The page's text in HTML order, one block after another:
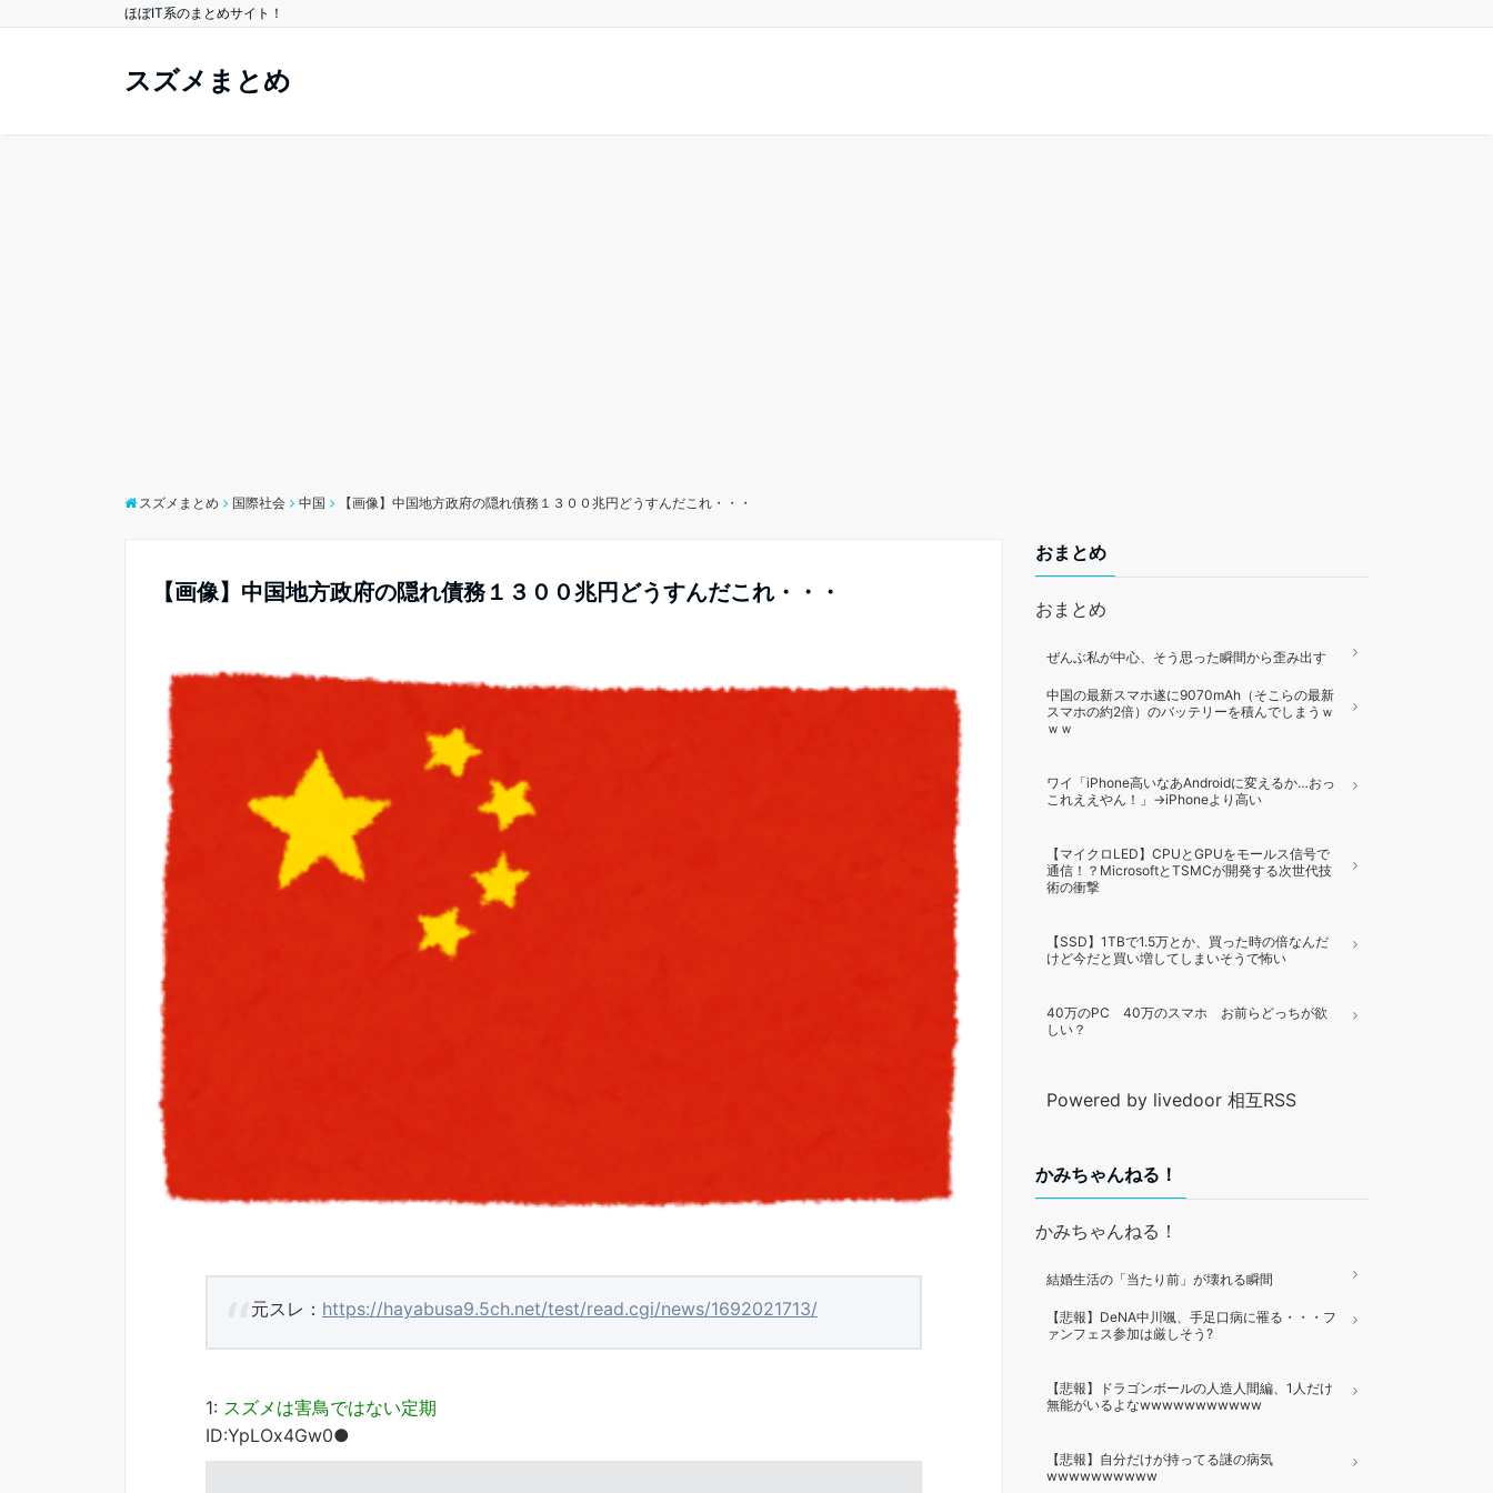
ほぼIT系のまとめサイト！
スズメまとめ
スズメまとめ 国際社会 中国 【画像】中国地方政府の隠れ債務１３００兆円どうすんだこれ・・・
【画像】中国地方政府の隠れ債務１３００兆円どうすんだこれ・・・
元スレ： https://hayabusa9.5ch.net/test/read.cgi/news/1692021713/
1: スズメは害鳥ではない定期
ID:YpLOx4Gw0●
おまとめ
おまとめ
ぜんぶ私が中心、そう思った瞬間から歪み出す
中国の最新スマホ遂に9070mAh（そこらの最新
スマホの約2倍）のバッテリーを積んでしまうｗ
ｗｗ
ワイ「iPhone高いなあAndroidに変えるか…おっ
これええやん！」→iPhoneより高い
【マイクロLED】CPUとGPUをモールス信号で
通信！？MicrosoftとTSMCが開発する次世代技
術の衝撃
【SSD】1TBで1.5万とか、買った時の倍なんだ
けど今だと買い増してしまいそうで怖い
40万のPC 40万のスマホ お前らどっちが欲
しい？
Powered by livedoor 相互RSS
かみちゃんねる！
かみちゃんねる！
結婚生活の「当たり前」が壊れる瞬間
【悲報】DeNA中川颯、手足口病に罹る・・・フ
ァンフェス参加は厳しそう?
【悲報】ドラゴンボールの人造人間編、1人だけ
無能がいるよなwwwwwwwwwww
【悲報】自分だけが持ってる謎の病気
wwwwwwwwww